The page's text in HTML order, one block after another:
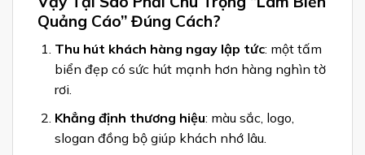
Quảng Cáo” Đúng Cách?
Thu hút khách hàng ngay lập tức: một tấm
biển đẹp có sức hút mạnh hơn hàng nghìn tờ
rơi.
Khẳng định thương hiệu: màu sắc, logo,
slogan đồng bộ giúp khách nhớ lâu.